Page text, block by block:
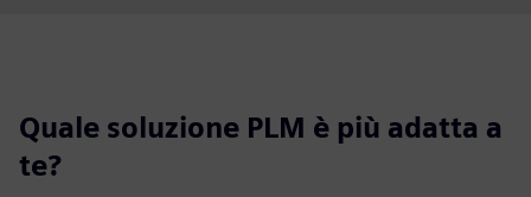
Quale soluzione PLM è più adatta a
te?